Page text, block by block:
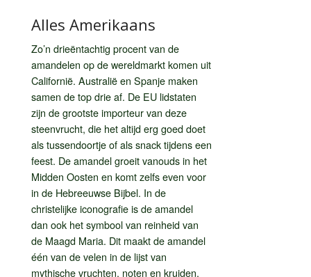
Alles Amerikaans
Zo’n drieëntachtig procent van de
amandelen op de wereldmarkt komen uit
Californië. Australië en Spanje maken
samen de top drie af. De EU lidstaten
zijn de grootste importeur van deze
steenvrucht, die het altijd erg goed doet
als tussendoortje of als snack tijdens een
feest. De amandel groeit vanouds in het
Midden Oosten en komt zelfs even voor
in de Hebreeuwse Bijbel. In de
christelijke iconografie is de amandel
dan ook het symbool van reinheid van
de Maagd Maria. Dit maakt de amandel
één van de velen in de lijst van
mythische vruchten, noten en kruiden,